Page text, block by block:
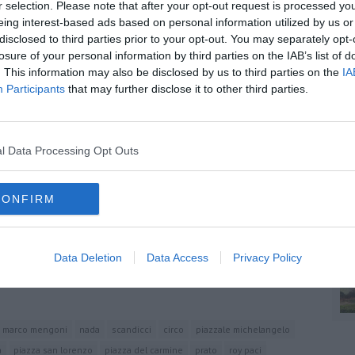
selection. Please note that after your opt-out request is processed
interest-based ads based on personal information utilized by us
to third parties prior to your opt-out. You may separately
of your personal information by third parties on the IAB’s list of
This information may also be disclosed by us to third parties on the
Participants that may further disclose it to other third parties.
Data Processing Opt Outs
Data Deletion Data Access Privacy Policy
il “Puccini e la sua Lucca festival”.
in piazza del Duomo con la musica dell'Orchestra di Piazza
iscriviti allaNewsletter QUInews - ToscanaMedia.
nella tua casella di posta.
marco mengoni nada scandicci circo
piazzale michelangelo
piazza san lorenzo piazza del carmine prato
roy paci